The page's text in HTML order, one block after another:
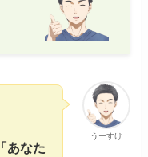
うーすけ
あなた